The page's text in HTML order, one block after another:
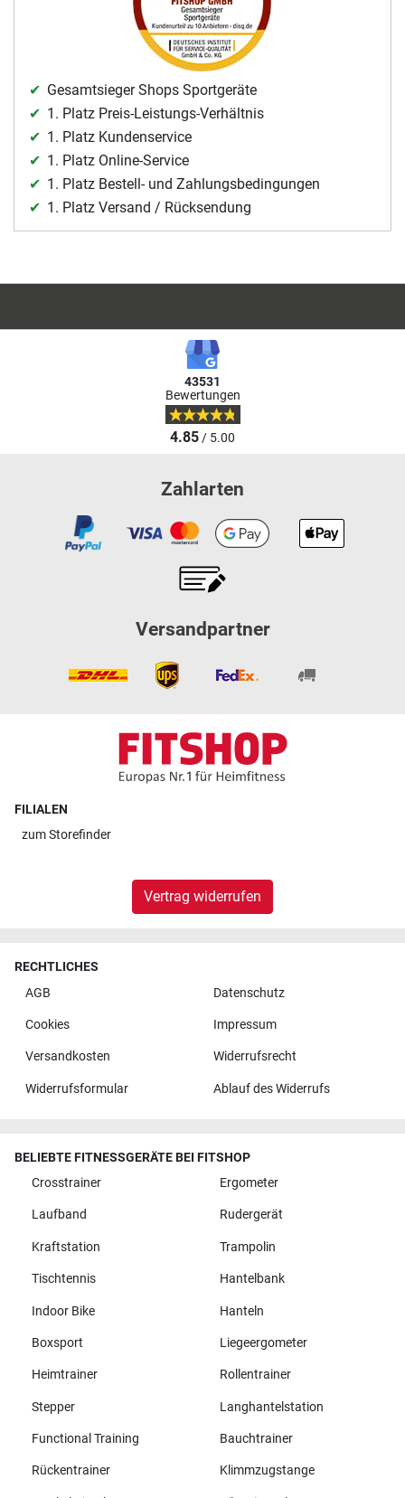
Gesamtsieger Shops Sportgeräte
1. Platz Preis-Leistungs-Verhältnis
1. Platz Kundenservice
1. Platz Online-Service
1. Platz Bestell- und Zahlungsbedingungen
1. Platz Versand / Rücksendung
43531
Bewertungen
4.85/ 5.00
Zahlarten
Versandpartner
FILIALEN
zumStorefinder
Vertrag widerrufen
RECHTLICHES
AGB
Datenschutz
Cookies Impressum
Versandkosten Widerrufsrecht
Widerrufsformular Ablauf des Widerrufs
BELIEBTE FITNESSGERÄTE BEI FITSHOP
Crosstrainer
Ergometer
Laufband Rudergerät
Kraftstation Trampolin
Tischtennis Hantelbank
Indoor Bike Hanteln
Boxsport Liegeergometer
Heimtrainer Rollentrainer
Stepper Langhantelstation
Functional Training Bauchtrainer
Rückentrainer Klimmzugstange